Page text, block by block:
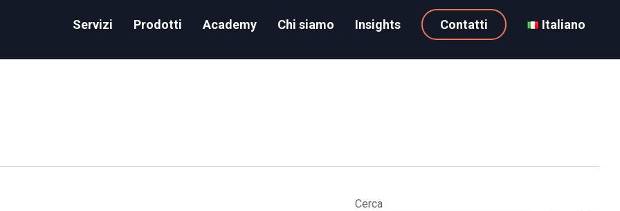
Servizi Prodotti Academy Chi siamo Insights Contatti Italiano
Cerca